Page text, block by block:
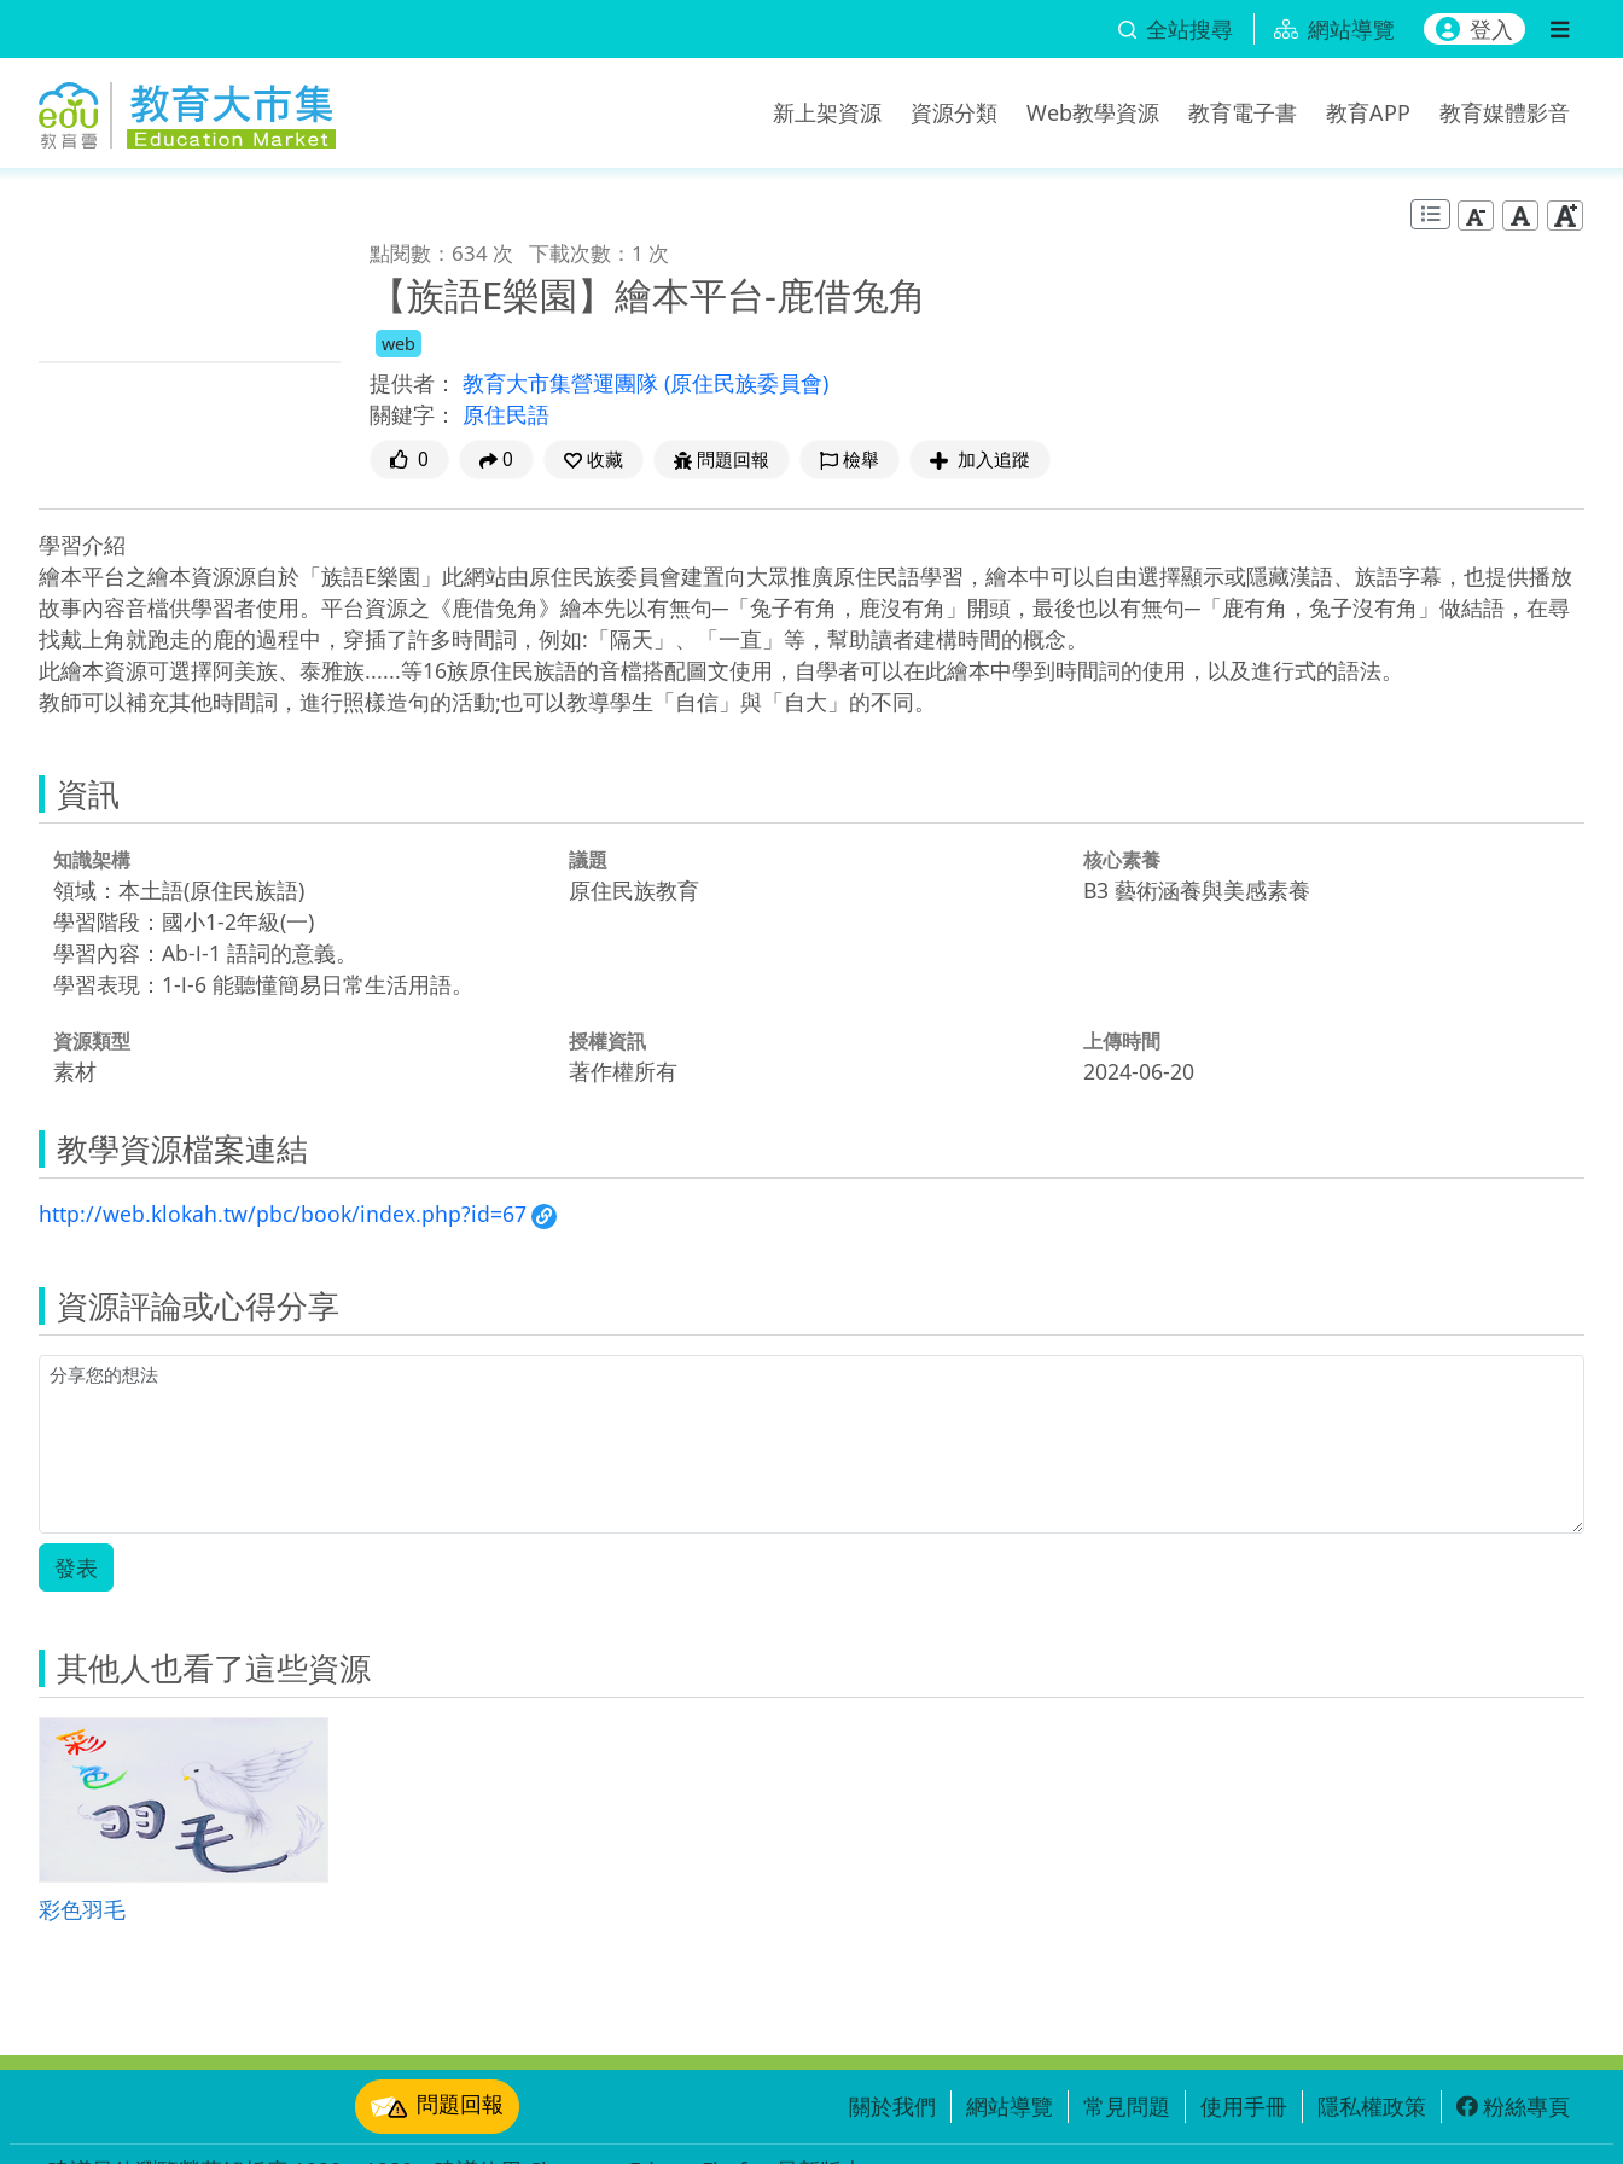
全站搜尋 網站導覽 登入
新上架資源 資源分類 Web教學資源 教育電子書 教育APP 教育媒體影音
點閱數：634 次 下載次數：1 次
【族語E樂園】繪本平台-鹿借兔角
web
提供者： 教育大市集營運團隊 (原住民族委員會)
關鍵字：
原住民語
0 0 收藏 問題回報 檢舉 加入追蹤
學習介紹
繪本平台之繪本資源源自於「族語E樂園」此網站由原住民族委員會建置向大眾推廣原住民語學習，繪本中可以自由選擇顯示或隱藏漢語、族語字幕，也提供播放
故事內容音檔供學習者使用。平台資源之《鹿借兔角》繪本先以有無句─「兔子有角，鹿沒有角」開頭，最後也以有無句─「鹿有角，兔子沒有角」做結語，在尋
找戴上角就跑走的鹿的過程中，穿插了許多時間詞，例如:「隔天」、「一直」等，幫助讀者建構時間的概念。
此繪本資源可選擇阿美族、泰雅族......等16族原住民族語的音檔搭配圖文使用，自學者可以在此繪本中學到時間詞的使用，以及進行式的語法。
教師可以補充其他時間詞，進行照樣造句的活動;也可以教導學生「自信」與「自大」的不同。
資訊
知識架構
領域：本土語(原住民族語)
學習階段：國小1-2年級(一)
學習內容：Ab-Ⅰ-1 語詞的意義。
學習表現：1-Ⅰ-6 能聽懂簡易日常生活用語。
議題
原住民族教育
核心素養
B3 藝術涵養與美感素養
資源類型
素材
授權資訊
著作權所有
上傳時間
2024-06-20
教學資源檔案連結
http://web.klokah.tw/pbc/book/index.php?id=67
資源評論或心得分享
發表
其他人也看了這些資源
彩色羽毛
問題回報 關於我們 網站導覽 常見問題 使用手冊 隱私權政策 粉絲專頁